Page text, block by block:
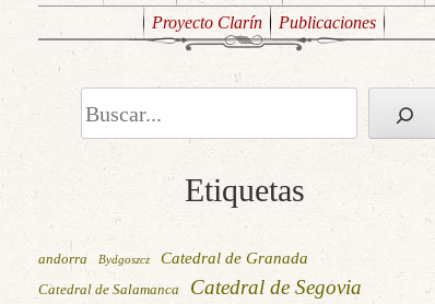
Proyecto Clarín
Publicaciones
Buscar
Etiquetas
andorra Bydgoszcz Catedral de Granada
Catedral de Salamanca Catedral de Segovia